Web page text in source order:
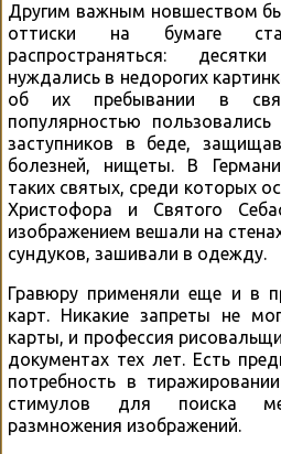
Другим важным новшеством
оттиски на бумаге
распространяться:
нуждались в недорогих
об их пребывании в
популярностью
заступников в беде,
болезней, нищеты. В
таких святых, среди которых
Христофора и Святого
изображением вешали на
сундуков, зашивали в одежду.
Гравюру применяли еще и в
карт. Никакие запреты не
карты, и профессия
документах тех лет. Есть
потребность в
стимулов для поиска
размножения изображений.